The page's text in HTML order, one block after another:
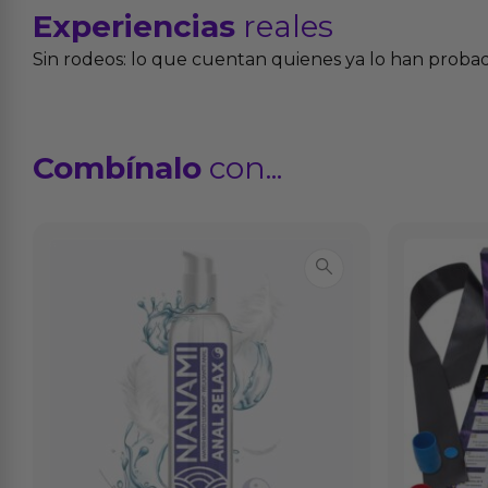
Experiencias reales
Sin rodeos: lo que cuentan quienes ya lo han
Combínalo con...